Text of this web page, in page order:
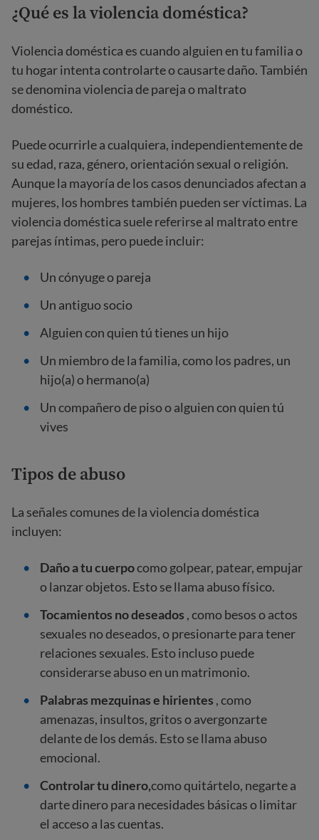
¿Qué es la violencia doméstica?
Violencia doméstica es cuando alguien en tu familia o
tu hogar intenta controlarte o causarte daño. También
se denomina violencia de pareja o maltrato
doméstico.
Puede ocurrirle a cualquiera, independientemente de
su edad, raza, género, orientación sexual o religión.
Aunque la mayoría de los casos denunciados afectan a
mujeres, los hombres también pueden ser víctimas. La
violencia doméstica suele referirse al maltrato entre
parejas íntimas, pero puede incluir:
Un cónyuge o pareja
Un antiguo socio
Alguien con quien tú tienes un hijo
Un miembro de la familia, como los padres, un
hijo(a) o hermano(a)
Un compañero de piso o alguien con quien tú
vives
Tipos de abuso
La señales comunes de la violencia doméstica
incluyen:
Daño a tu cuerpocomo golpear, patear, empujar
o lanzar objetos. Esto se llama abuso físico.
Tocamientos no deseados , como besos o actos
sexuales no deseados, o presionarte para tener
relaciones sexuales. Esto incluso puede
considerarse abuso en un matrimonio.
Palabras mezquinas e hirientes , como
amenazas, insultos, gritos o avergonzarte
delante de los demás. Esto se llama abuso
emocional.
Controlar tu dinero,como quitártelo, negarte a
darte dinero para necesidades básicas o limitar
el acceso a las cuentas.